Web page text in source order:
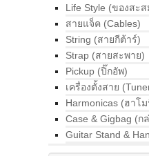
Life Style (ของสะส
สายแจ็ค (Cables)
String (สายกีต้าร์)
Strap (สายสะพาย)
Pickup (ปิ๊กอัพ)
เครื่องตั้งสาย
Harmonicas (ฮาโ
Case & Gigbag (ก
Guitar Stand &